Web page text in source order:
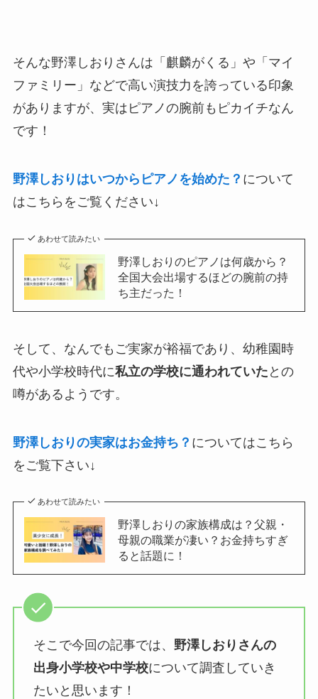
そんな野澤しおりさんは「麒麟がくる」や「マイ
ファミリー」などで高い演技力を誇っている印象
がありますが、実はピアノの腕前もピカイチなん
です！
野澤しおりはいつからピアノを始めた？ について
はこちらをご覧ください↓
あわせて読みたい
野澤しおりのピアノは何歳から？
全国大会出場するほどの腕前の持
ち主だった！
そして、なんでもご実家が裕福であり、幼稚園時
代や小学校時代に私立の学校に通われていた との
噂があるようです。
野澤しおりの実家はお金持ち？ についてはこちら
をご覧下さい↓
あわせて読みたい
野澤しおりの家族構成は？父親・
母親の職業が凄い？お金持ちすぎ
ると話題に！
そこで今回の記事では、 野澤しおりさんの
出身小学校や中学校について調査していき
たいと思います！